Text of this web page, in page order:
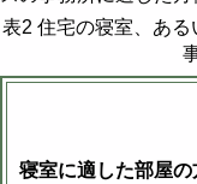
表2 住宅の寝室、あ
寝室に適した部屋の